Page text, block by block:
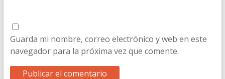
Guarda mi nombre, correo electrónico y web en este
navegador para la próxima vez que comente.